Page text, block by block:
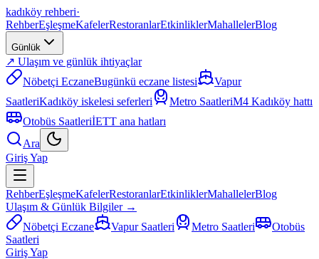
kadıköy rehberi·
RehberEşleşmeKafelerRestoranlarEtkinliklerMahallelerBlog
Günlük
↗ Ulaşım ve günlük ihtiyaçlar
Nöbetçi EczaneBugünkü eczane listesi
Vapur
SaatleriKadıköy iskelesi seferleri Metro SaatleriM4 Kadıköy hattı
Otobüs SaatleriİETT ana hatları
Ara
Giriş Yap
RehberEşleşmeKafelerRestoranlarEtkinliklerMahallelerBlog
Ulaşım & Günlük Bilgiler →
Nöbetçi Eczane
Vapur Saatleri Metro Saatleri
Otobüs
Saatleri
Giriş Yap